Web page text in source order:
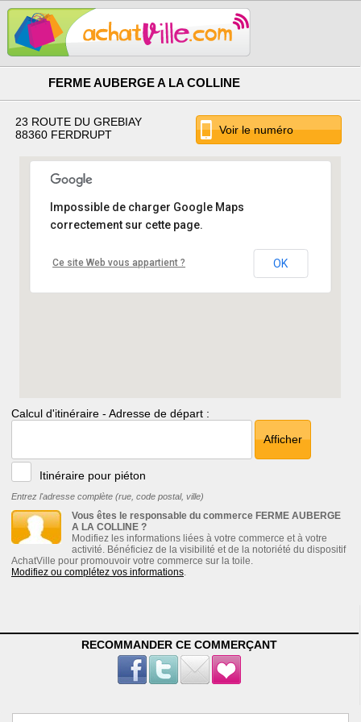
FERME AUBERGE A LA COLLINE
23 ROUTE DU GREBIAY
88360 FERDRUPT
Voir le numéro
Impossible de charger Google Maps
correctement sur cette page.
Ce site Web vous appartient ? OK
Calcul d'itinéraire - Adresse de départ :
Afficher
Itinéraire pour piéton
Entrez l'adresse complète (rue, code postal, ville)
Vous êtes le responsable du commerce FERME AUBERGE
A LA COLLINE ?
Modifiez les informations liées à votre commerce et à votre
activité. Bénéficiez de la visibilité et de la notoriété du dispositif
AchatVille pour promouvoir votre commerce sur la toile.
Modifiez ou complétez vos informations.
RECOMMANDER CE COMMERÇANT